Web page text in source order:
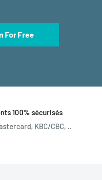
For Free
100% sécurisés
KBC/CBC, ..